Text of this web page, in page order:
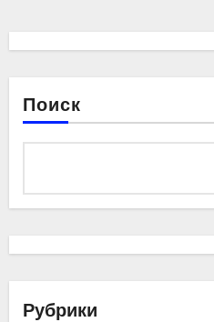
Поиск
Рубрики